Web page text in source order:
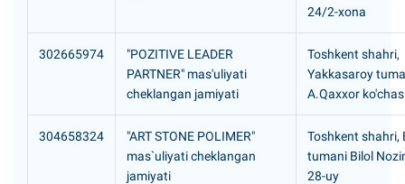
24/2-xona
302665974
"POZITIVE LEADER
PARTNER" mas'uliyati
cheklangan jamiyati
Toshkent shahri,
Yakkasaroy
А.Qаххоr
304658324
"ART STONE POLIMER"
mas`uliyati cheklangan
jamiyati
Toshkent shahri,
tumani Bilol
28-uy